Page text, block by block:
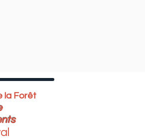
la Forêt